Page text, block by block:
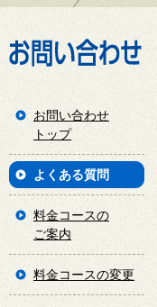
お問い合わせ
トップ
よくある質問
料金コースの
ご案内
料金コースの変更